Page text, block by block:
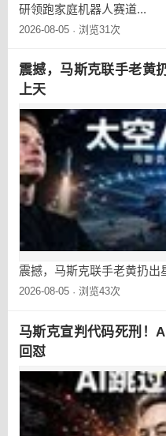
研领跑家庭机器人赛道...
2026-08-05 · 浏览31次
震撼，马斯克联手老黄
上天
震撼，马斯克联手老黄扔出
2026-08-05 · 浏览43次
马斯克宣判代码死刑！
回怼